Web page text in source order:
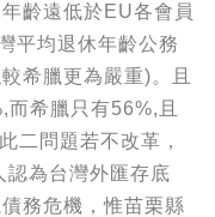
齡遠低於EU各會員
平均退休年齡公務
希臘更為嚴重)。且
希臘只有56%,且
二問題若不改革，
認為台灣外匯存底
務危機，惟苗栗縣